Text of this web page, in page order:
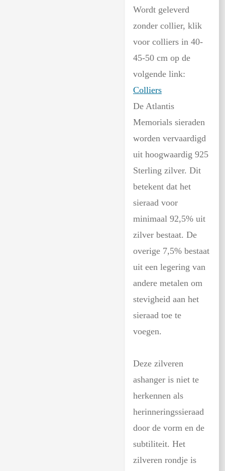
Wordt geleverd
zonder collier, klik
voor colliers in 40-
45-50 cm op de
volgende link:
Colliers
De Atlantis
Memorials sieraden
worden vervaardigd
uit hoogwaardig 925
Sterling zilver. Dit
betekent dat het
sieraad voor
minimaal 92,5% uit
zilver bestaat. De
overige 7,5% bestaat
uit een legering van
andere metalen om
stevigheid aan het
sieraad toe te
voegen.
Deze zilveren
ashanger is niet te
herkennen als
herinneringssieraad
door de vorm en de
subtiliteit. Het
zilveren rondje is